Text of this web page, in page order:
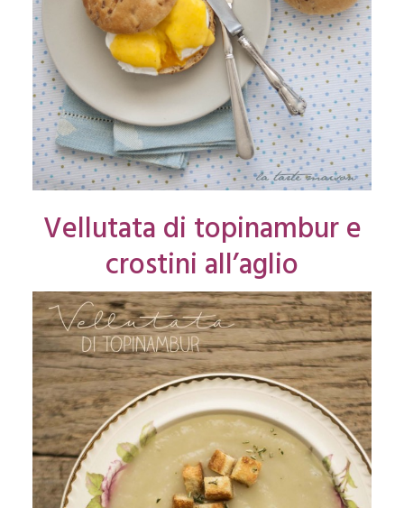
Vellutata di topinambur e
crostini all’aglio